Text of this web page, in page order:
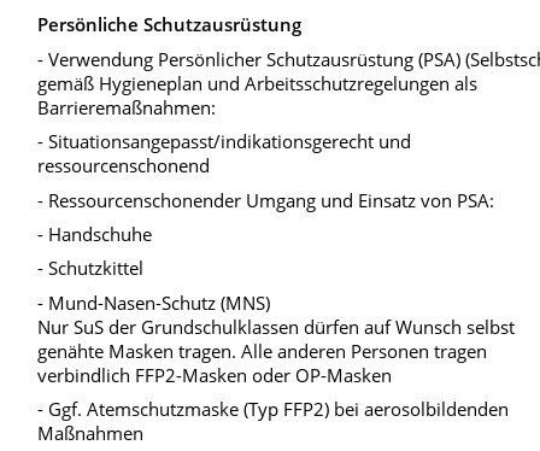
Persönliche Schutzausrüstung
- Verwendung Persönlicher Schutzausrüstung (PSA)
gemäß Hygieneplan und Arbeitsschutzregelungen als
Barrieremaßnahmen:
- Situationsangepasst/indikationsgerecht und
ressourcenschonend
- Ressourcenschonender Umgang und Einsatz von PSA:
- Handschuhe
- Schutzkittel
- Mund-Nasen-Schutz (MNS)
Nur SuS der Grundschulklassen dürfen auf Wunsch selbst
genähte Masken tragen. Alle anderen Personen tragen
verbindlich FFP2-Masken oder OP-Masken
- Ggf. Atemschutzmaske (Typ FFP2) bei aerosolbildenden
Maßnahmen